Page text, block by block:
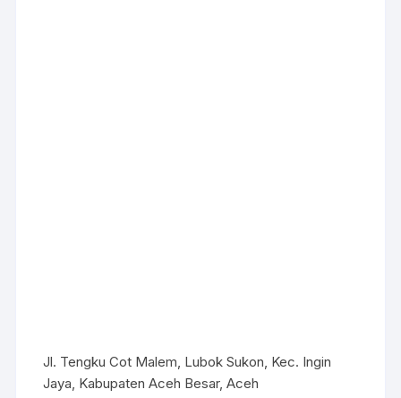
Jl. Tengku Cot Malem, Lubok Sukon, Kec. Ingin
Jaya, Kabupaten Aceh Besar, Aceh